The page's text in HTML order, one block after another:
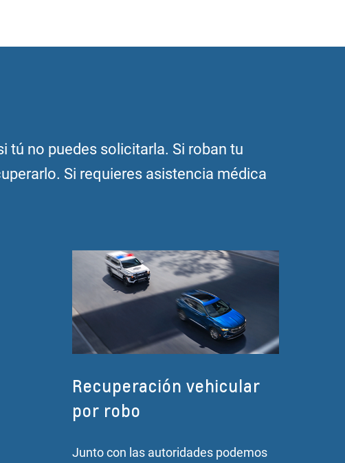
tú no puedes solicitarla. Si roban tu
Si requieres asistencia médica
Recuperación vehicular
por robo
Junto con las autoridades podemos